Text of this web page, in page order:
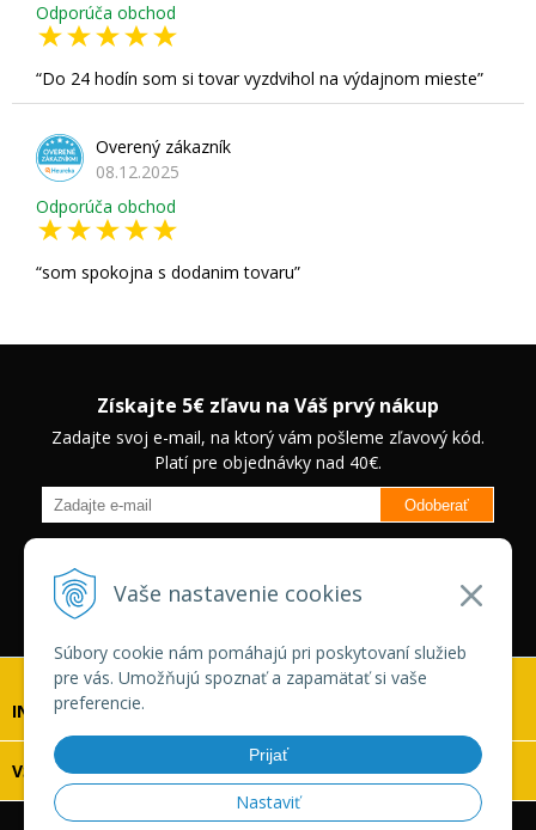
Vaše nastavenie cookies
Súbory cookie nám pomáhajú pri poskytovaní služieb
pre vás. Umožňujú spoznať a zapamätať si vaše
preferencie.
Prijať
Nastaviť
Odporúča obchod
Do 24 hodín som si tovar vyzdvihol na výdajnom mieste
Overený zákazník
08.12.2025
Odporúča obchod
som spokojna s dodanim tovaru
Získajte 5€ zľavu na Váš prvý nákup
Zadajte svoj e-mail, na ktorý vám pošleme zľavový kód.
Platí pre objednávky nad 40€.
Odoberať
zľavách na vybrané produkty.
Neplatí pre Veľkoobchodných
zákazníkov.
INFOLINKA
VŠETKO O NÁKUPE